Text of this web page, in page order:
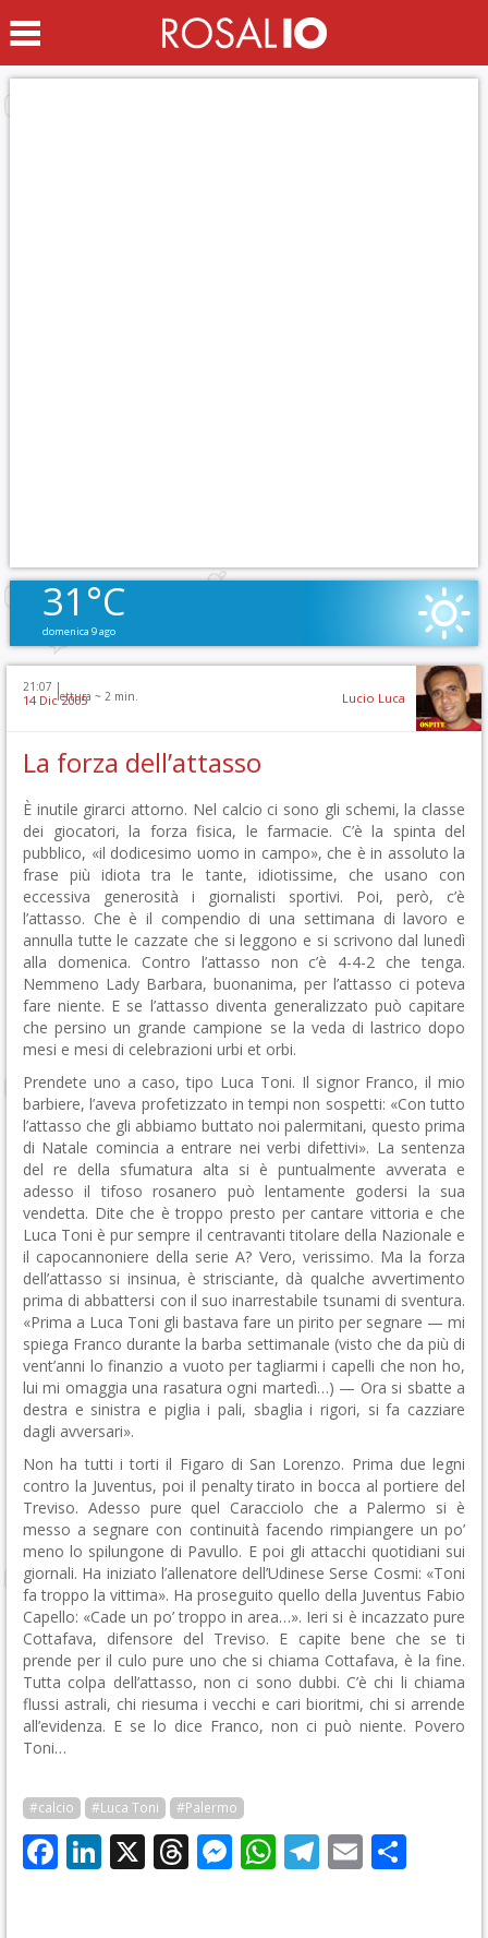
31°C
domenica 9 ago
21:07 |
lettura ~ 2 min.
14 Dic 2005 Lucio Luca
La forza dell’attasso
È inutile girarci attorno. Nel calcio ci sono gli schemi, la classe
dei giocatori, la forza fisica, le farmacie. C’è la spinta del
pubblico, «il dodicesimo uomo in campo», che è in assoluto la
frase più idiota tra le tante, idiotissime, che usano con
eccessiva generosità i giornalisti sportivi. Poi, però, c’è
l’attasso. Che è il compendio di una settimana di lavoro e
annulla tutte le cazzate che si leggono e si scrivono dal lunedì
alla domenica. Contro l’attasso non c’è 4-4-2 che tenga.
Nemmeno Lady Barbara, buonanima, per l’attasso ci poteva
fare niente. E se l’attasso diventa generalizzato può capitare
che persino un grande campione se la veda di lastrico dopo
mesi e mesi di celebrazioni urbi et orbi.
Prendete uno a caso, tipo Luca Toni. Il signor Franco, il mio
barbiere, l’aveva profetizzato in tempi non sospetti: «Con tutto
l’attasso che gli abbiamo buttato noi palermitani, questo prima
di Natale comincia a entrare nei verbi difettivi». La sentenza
del re della sfumatura alta si è puntualmente avverata e
adesso il tifoso rosanero può lentamente godersi la sua
vendetta. Dite che è troppo presto per cantare vittoria e che
Luca Toni è pur sempre il centravanti titolare della Nazionale e
il capocannoniere della serie A? Vero, verissimo. Ma la forza
dell’attasso si insinua, è strisciante, dà qualche avvertimento
prima di abbattersi con il suo inarrestabile tsunami di sventura.
«Prima a Luca Toni gli bastava fare un pirito per segnare — mi
spiega Franco durante la barba settimanale (visto che da più di
vent’anni lo finanzio a vuoto per tagliarmi i capelli che non ho,
lui mi omaggia una rasatura ogni martedì…) — Ora si sbatte a
destra e sinistra e piglia i pali, sbaglia i rigori, si fa cazziare
dagli avversari».
Non ha tutti i torti il Figaro di San Lorenzo. Prima due legni
contro la Juventus, poi il penalty tirato in bocca al portiere del
Treviso. Adesso pure quel Caracciolo che a Palermo si è
messo a segnare con continuità facendo rimpiangere un po’
meno lo spilungone di Pavullo. E poi gli attacchi quotidiani sui
giornali. Ha iniziato l’allenatore dell’Udinese Serse Cosmi: «Toni
fa troppo la vittima». Ha proseguito quello della Juventus Fabio
Capello: «Cade un po’ troppo in area…». Ieri si è incazzato pure
Cottafava, difensore del Treviso. E capite bene che se ti
prende per il culo pure uno che si chiama Cottafava, è la fine.
Tutta colpa dell’attasso, non ci sono dubbi. C’è chi li chiama
flussi astrali, chi riesuma i vecchi e cari bioritmi, chi si arrende
all’evidenza. E se lo dice Franco, non ci può niente. Povero
Toni…
#calcio #Luca Toni #Palermo
Facebook
LinkedIn
X Threads
Messenger
WhatsApp
Telegram
Email